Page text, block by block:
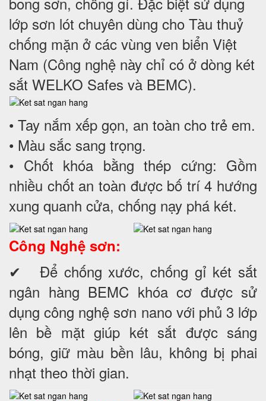
lớp sơn lót chuyên dùng cho Tàu thuỷ
chống mặn ở các vùng ven biển Việt
Nam (Công nghệ này chỉ có ở dòng két
sắt WELKO Safes và BEMC).
• Tay nắm xếp gọn, an toàn cho trẻ em.
• Màu sắc sang trọng.
• Chốt khóa bằng thép cứng: Gồm
nhiều chốt an toàn được bố trí 4 hướng
xung quanh cửa, chống nạy phá két.
Công Nghệ sơn:
✔ Để chống xước, chống gỉ két sắt
ngân hàng BEMC khóa cơ được sử
dụng công nghệ sơn nano với phủ 3 lớp
lên bề mặt giúp két sắt được sáng
bóng, giữ màu bền lâu, không bị phai
nhạt theo thời gian.